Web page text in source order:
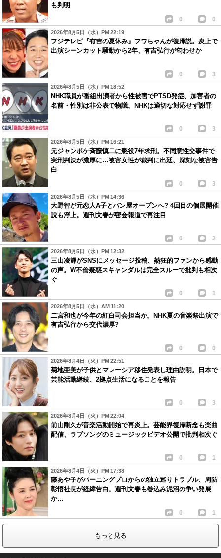
も判明
0 0
2026年8月5日（水）PM 22:19
フジテレビ『有吉の夏休み』フワちゃんが復帰説。炎上で
出演シーンカット騒動から2年、有吉弘行が匂わせか
0 3
2026年8月5日（水）PM 18:52
NHK職員が番組出演者から性被害でPTSD発症、加害者の
名前・性別は非公表で物議。NHKは適切な対応せず謝罪
0 3
2026年8月5日（水）PM 16:21
元ジャンポケ斉藤慎二に懲役7年求刑。不同意性交事件で
実刑判決が濃厚に…被害女性が裁判に出廷、深刻な被害告
白
0 3
2026年8月5日（水）PM 14:36
大野智が元恋人A子とパン屋オープンへ? 4回目の個展開催
説も浮上。週刊文春が密会報道で再注目
0 2
2026年8月5日（水）PM 12:32
三山凌輝がSNSにメッセージ投稿、熱狂的ファンから感動
の声。W不倫疑惑スキャンダルは完全スルーで批判も相次
ぐ
0 1
2026年8月5日（水）AM 11:20
二宮和也が今年の紅白司会担当か。NHK夏の音楽祭出演で
有吉弘行から交代濃厚?
0 0
2026年8月4日（火）PM 22:51
菊地亜美が子供とマレーシア移住発表し理由説明。日本で
芸能活動継続、2拠点生活になることを報告
0 3
2026年8月4日（火）PM 22:04
前山剛久が音楽活動開始で再炎上。芸能界復帰断念も楽曲
配信、ラブソングのミュージックビデオ公開で批判相次ぐ
0 1
2026年8月4日（火）PM 17:38
藤あや子がバーニングプロからの独立巡りトラブル、周防
彰悟社長が経緯告白。週刊文春も巻込み泥沼の争い発展
か…
0 1
もっと見る